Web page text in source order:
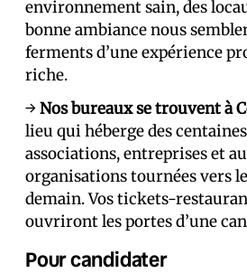
environnement sain, des
bonne ambiance nous
ferments d’une expérience
riche.
→Nos bureaux se trouvent à
lieu qui héberge des
associations, entreprises et
organisations tournées vers
demain. Vos tickets-
ouvriront les portes d’une
Pour candidater